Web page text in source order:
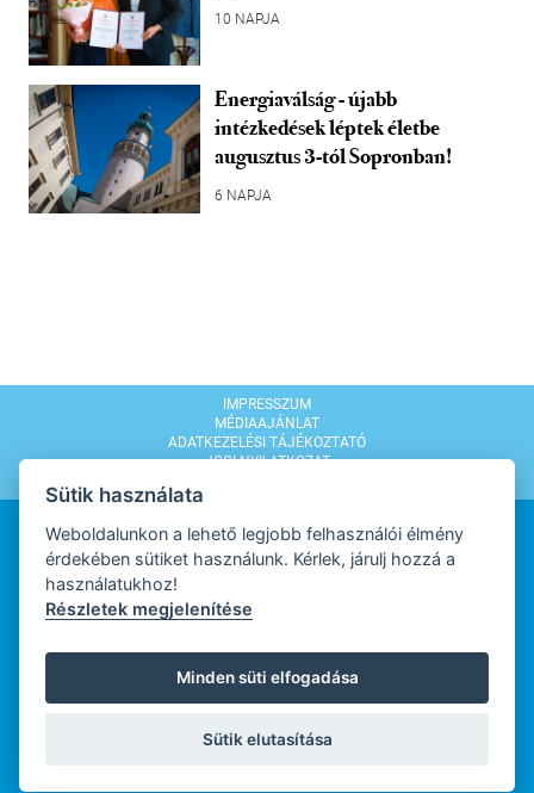
10 NAPJA
Energiaválság - újabb
intézkedések léptek életbe
augusztus 3-tól Sopronban!
6 NAPJA
IMPRESSZUM
MÉDIAAJÁNLAT
ADATKEZELÉSI TÁJÉKOZTATÓ
JOGI NYILATKOZAT
WEBDESIGN
WEBFEJLESZTŐ
Sütik használata
Weboldalunkon a lehető legjobb felhasználói élmény
érdekében sütiket használunk. Kérlek, járulj hozzá a
használatukhoz!
Részletek megjelenítése
Minden süti elfogadása
Sütik elutasítása